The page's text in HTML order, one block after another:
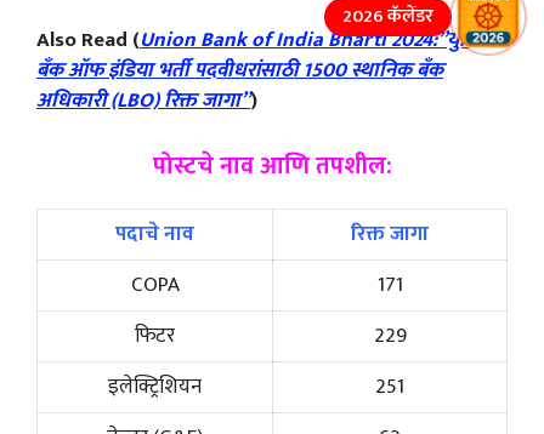
Also Read (Union Bank of India Bharti 2024:”युनियन
बँक ऑफ इंडिया भर्ती पदवीधरांसाठी 1500 स्थानिक बँक
अधिकारी (LBO) रिक्त जागा”)
पोस्टचे नाव आणि तपशील:
पदाचे नाव
रिक्त जागा
COPA
171
फिटर
229
इलेक्ट्रिशियन
251
2026 कॅलेंडर